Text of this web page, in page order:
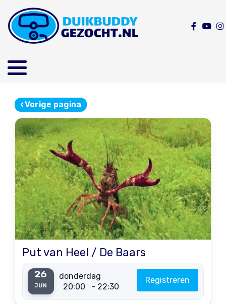
‹Vorige pagina
Put van Heel / De Baars
26
JUN
donderdag
20:00
- 22:30
Registreren